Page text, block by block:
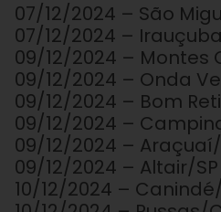
07/12/2024 – São
07/12/2024 –
09/12/2024 – Montes
09/12/2024 – Onda
09/12/2024 – Bom
09/12/2024 –
09/12/2024 –
09/12/2024 – Altair/SP
10/12/2024 –